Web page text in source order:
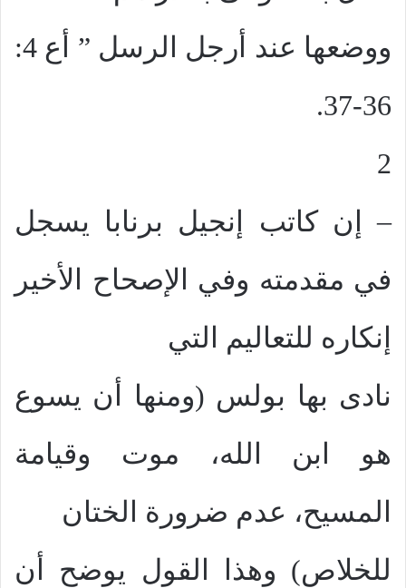
ووضعها عند أرجل الرسل ” أع 4:
36-37.
2
– إن كاتب إنجيل برنابا يسجل
في مقدمته وفي الإصحاح الأخير
إنكاره للتعاليم التي
نادى بها بولس (ومنها أن يسوع
هو ابن الله، موت وقيامة
المسيح، عدم ضرورة الختان
للخلاص) وهذا القول يوضح أن